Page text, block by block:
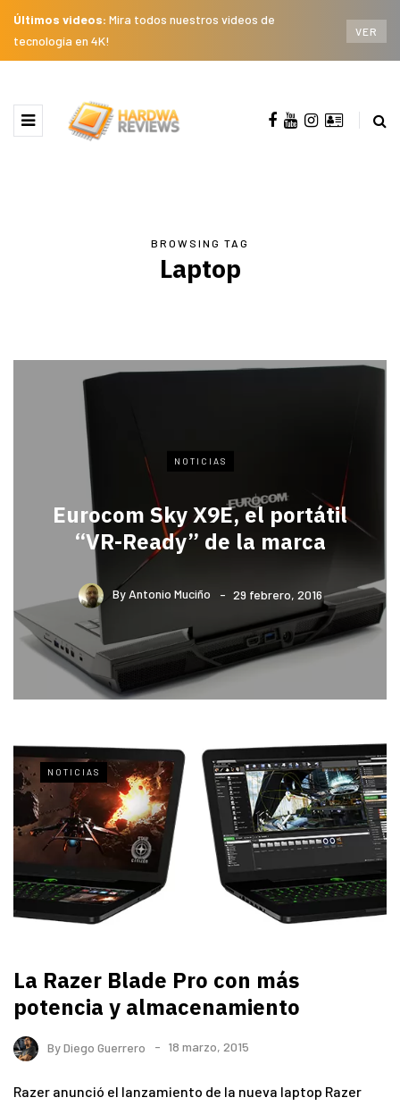
Últimos videos: Mira todos nuestros videos de
tecnología en 4K!
VER
BROWSING TAG
Laptop
NOTICIAS
Eurocom Sky X9E, el portátil
“VR-Ready” de la marca
By Antonio Muciño 29 febrero, 2016
NOTICIAS
La Razer Blade Pro con más
potencia y almacenamiento
ByDiego Guerrero 18 marzo, 2015
Razer anunció el lanzamiento de la nueva laptop Razer